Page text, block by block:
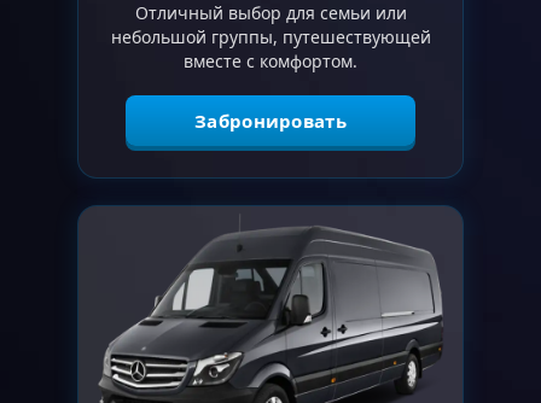
Отличный выбор для семьи или
небольшой группы, путешествующей
вместе с комфортом.
Забронировать